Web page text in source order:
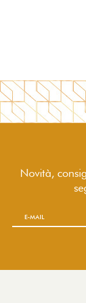
Novità,